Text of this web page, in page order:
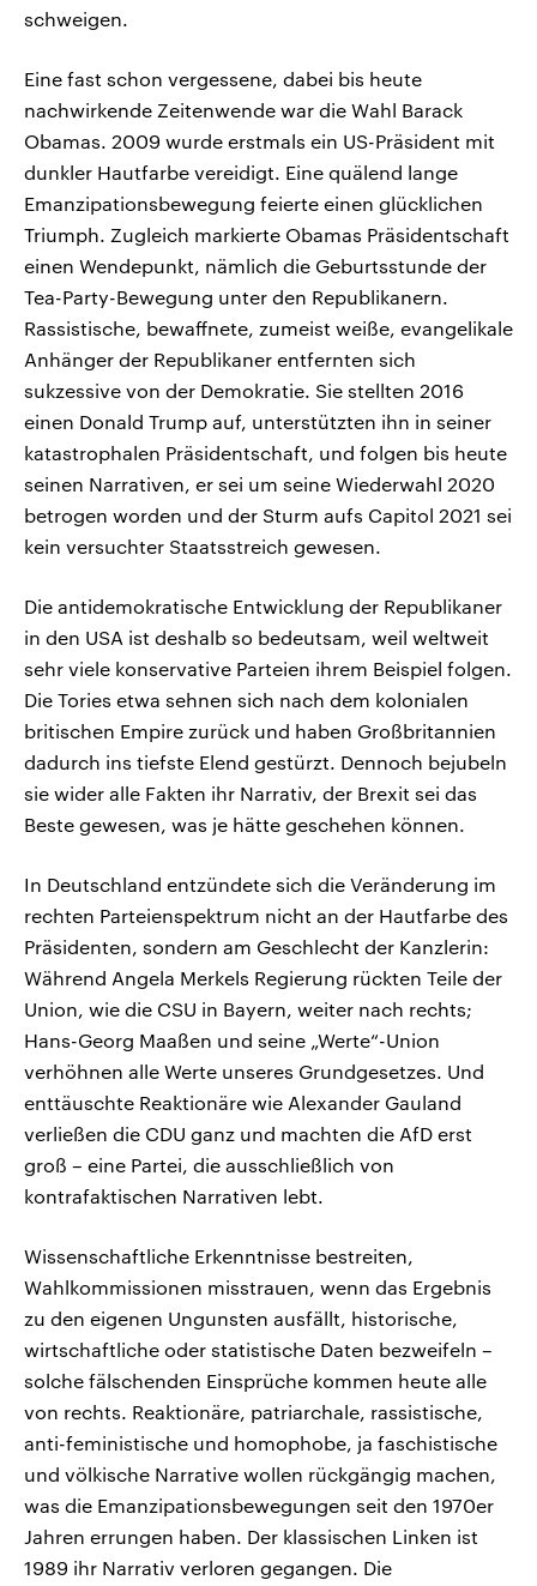
schweigen.
Eine fast schon vergessene, dabei bis heute
nachwirkende Zeitenwende war die Wahl Barack
Obamas. 2009 wurde erstmals ein US-Präsident mit
dunkler Hautfarbe vereidigt. Eine quälend lange
Emanzipationsbewegung feierte einen glücklichen
Triumph. Zugleich markierte Obamas Präsidentschaft
einen Wendepunkt, nämlich die Geburtsstunde der
Tea-Party-Bewegung unter den Republikanern.
Rassistische, bewaffnete, zumeist weiße, evangelikale
Anhänger der Republikaner entfernten sich
sukzessive von der Demokratie. Sie stellten 2016
einen Donald Trump auf, unterstützten ihn in seiner
katastrophalen Präsidentschaft, und folgen bis heute
seinen Narrativen, er sei um seine Wiederwahl 2020
betrogen worden und der Sturm aufs Capitol 2021 sei
kein versuchter Staatsstreich gewesen.
Die antidemokratische Entwicklung der Republikaner
in den USA ist deshalb so bedeutsam, weil weltweit
sehr viele konservative Parteien ihrem Beispiel folgen.
Die Tories etwa sehnen sich nach dem kolonialen
britischen Empire zurück und haben Großbritannien
dadurch ins tiefste Elend gestürzt. Dennoch bejubeln
sie wider alle Fakten ihr Narrativ, der Brexit sei das
Beste gewesen, was je hätte geschehen können.
In Deutschland entzündete sich die Veränderung im
rechten Parteienspektrum nicht an der Hautfarbe des
Präsidenten, sondern am Geschlecht der Kanzlerin:
Während Angela Merkels Regierung rückten Teile der
Union, wie die CSU in Bayern, weiter nach rechts;
Hans-Georg Maaßen und seine „Werte“-Union
verhöhnen alle Werte unseres Grundgesetzes. Und
enttäuschte Reaktionäre wie Alexander Gauland
verließen die CDU ganz und machten die AfD erst
groß – eine Partei, die ausschließlich von
kontrafaktischen Narrativen lebt.
Wissenschaftliche Erkenntnisse bestreiten,
Wahlkommissionen misstrauen, wenn das Ergebnis
zu den eigenen Ungunsten ausfällt, historische,
wirtschaftliche oder statistische Daten bezweifeln –
solche fälschenden Einsprüche kommen heute alle
von rechts. Reaktionäre, patriarchale, rassistische,
anti-feministische und homophobe, ja faschistische
und völkische Narrative wollen rückgängig machen,
was die Emanzipationsbewegungen seit den 1970er
Jahren errungen haben. Der klassischen Linken ist
1989 ihr Narrativ verloren gegangen. Die